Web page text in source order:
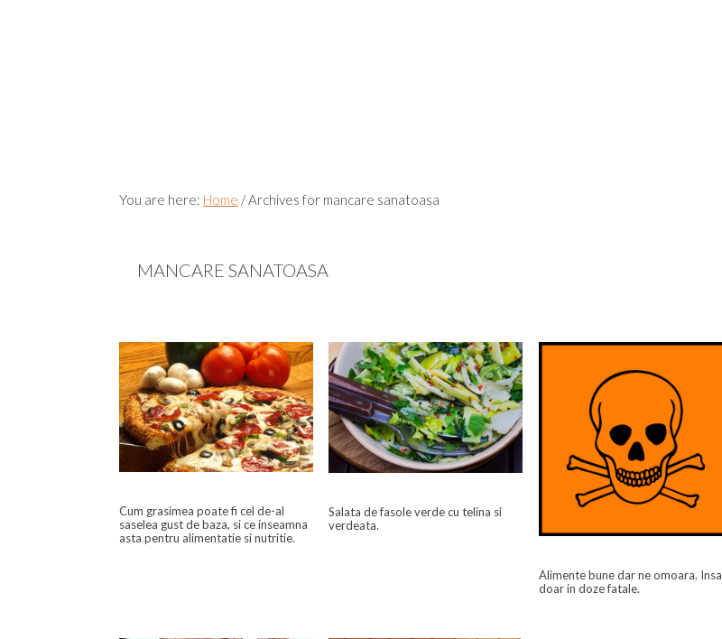
You are here: Home /Archives for mancare sanatoasa
MANCARE SANATOASA
Cum grasimea poate fi cel de-al
saselea gust de baza, si ce inseamna
asta pentru alimentatie si nutritie.
Salata de fasole verde cu telina si
verdeata.
Alimente bune dar ne omoara. Insa
doar in doze fatale.